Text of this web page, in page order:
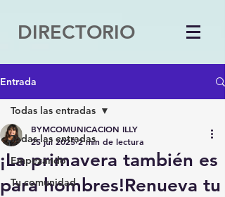
DIRECTORIO
Entrada
Todas las entradas
Empezando
Tu comunidad
Todas las entradas
¡La primavera también es
para hombres!Renueva tu
BYMCOMUNICACION ILLY
25 jul 2025 2 min de lectura